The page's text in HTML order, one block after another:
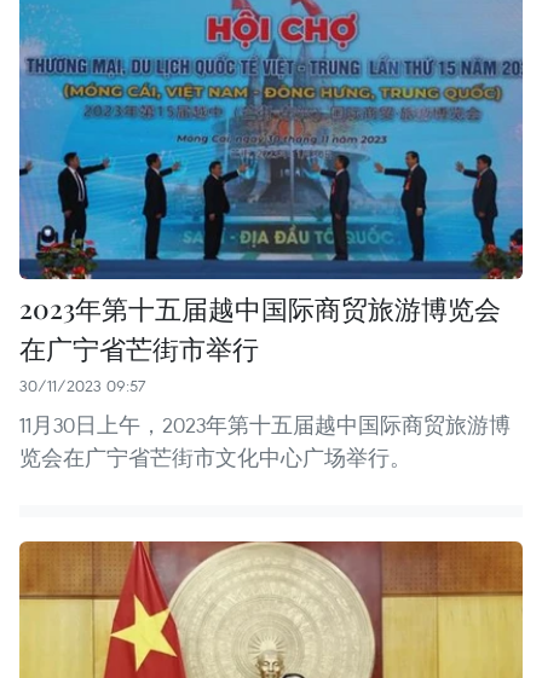
2023年第十五届越中国际商贸旅游博览会
在广宁省芒街市举行
30/11/2023 09:57
11月30日上午，2023年第十五届越中国际商贸旅游博
览会在广宁省芒街市文化中心广场举行。